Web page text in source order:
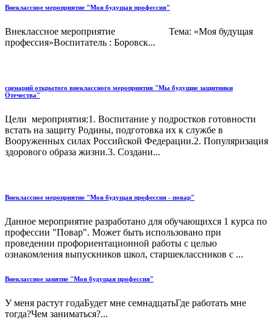
Внеклассное мероприятие "Моя будущая профессия"
Внеклассное мероприятие Тема: «Моя будущая
профессия»Воспитатель : Боровск...
сценарий открытого внеклассного мероприятия "Мы будущие защитники
Отечества"
Цели мероприятия:1. Воспитание у подростков готовности
встать на защиту Родины, подготовка их к службе в
Вооруженных силах Российской Федерации.2. Популяризация
здорового образа жизни.3. Создани...
Внеклассное мероприятие "Моя будущая профессия - повар"
Данное мероприятие разработано для обучающихся 1 курса по
профессии "Повар". Может быть использовано при
проведении профориентационной работы с целью
ознакомления выпускников школ, старшеклассников с ...
Внеклассное занятие "Моя будущая профессия"
У меня растут годаБудет мне семнадцатьГде работать мне
тогда?Чем заниматься?...